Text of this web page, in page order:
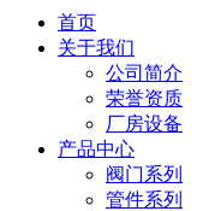
首页
关于我们
公司简介
荣誉资质
厂房设备
产品中心
阀门系列
管件系列